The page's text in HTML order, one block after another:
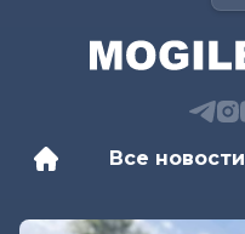
Все новости